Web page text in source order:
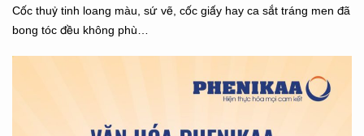
Cốc thuỷ tinh loang màu, sứ vẽ, cốc giấy hay ca sắt tráng men đã
bong tóc đều không phù…